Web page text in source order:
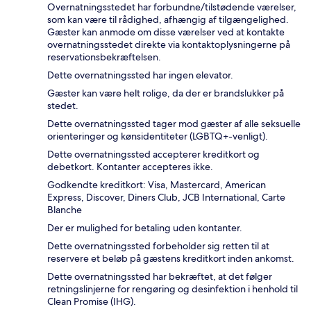
Overnatningsstedet har forbundne/tilstødende værelser,
som kan være til rådighed, afhængig af tilgængelighed.
Gæster kan anmode om disse værelser ved at kontakte
overnatningsstedet direkte via kontaktoplysningerne på
reservationsbekræftelsen.
Dette overnatningssted har ingen elevator.
Gæster kan være helt rolige, da der er brandslukker på
stedet.
Dette overnatningssted tager mod gæster af alle seksuelle
orienteringer og kønsidentiteter (LGBTQ+-venligt).
Dette overnatningssted accepterer kreditkort og
debetkort. Kontanter accepteres ikke.
Godkendte kreditkort: Visa, Mastercard, American
Express, Discover, Diners Club, JCB International, Carte
Blanche
Der er mulighed for betaling uden kontanter.
Dette overnatningssted forbeholder sig retten til at
reservere et beløb på gæstens kreditkort inden ankomst.
Dette overnatningssted har bekræftet, at det følger
retningslinjerne for rengøring og desinfektion i henhold til
Clean Promise (IHG).